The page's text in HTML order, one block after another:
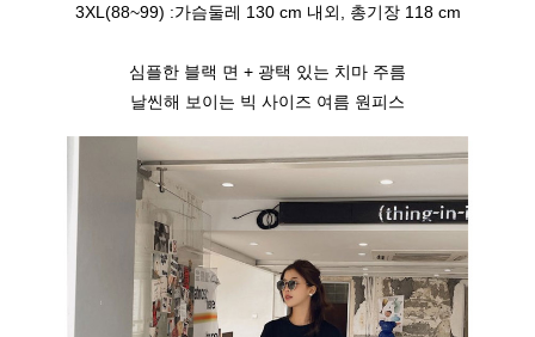
3XL(88~99) :가슴둘레 130 cm 내외, 총기장 118 cm
심플한 블랙 면 + 광택 있는 치마 주름
날씬해 보이는 빅 사이즈 여름 원피스